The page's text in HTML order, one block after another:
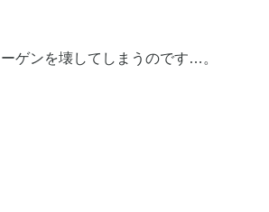
ゲンを壊してしまうのです…。